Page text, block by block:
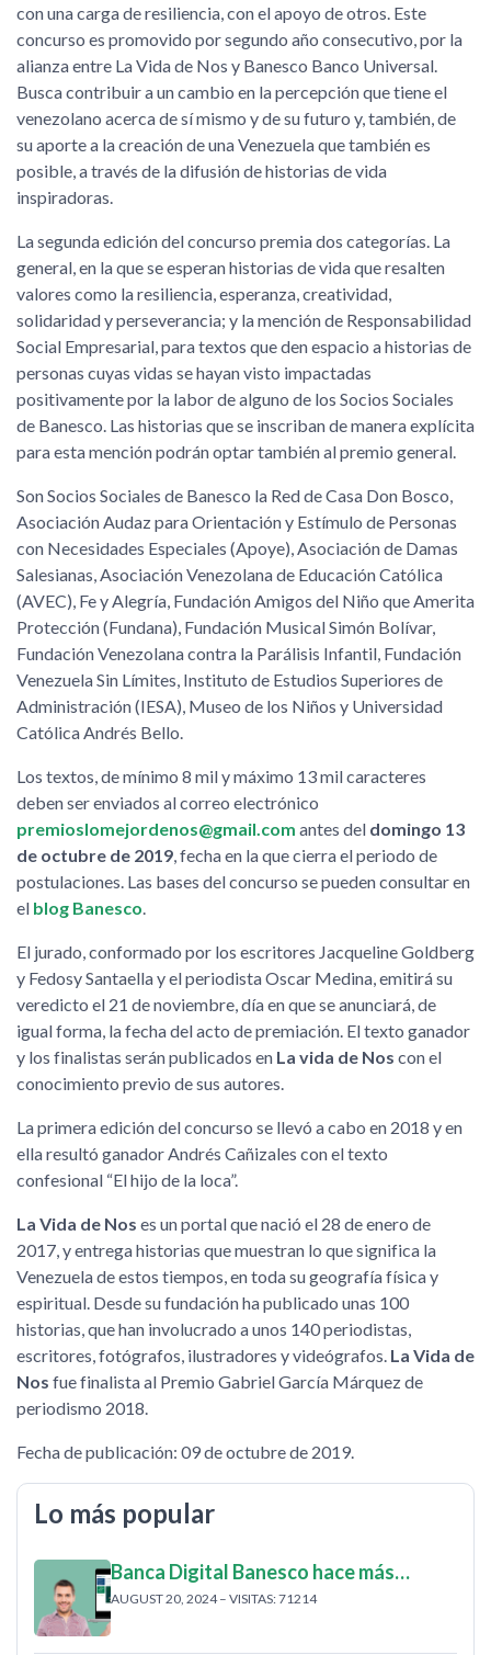
con una carga de resiliencia, con el apoyo de otros. Este
concurso es promovido por segundo año consecutivo, por la
alianza entre La Vida de Nos y Banesco Banco Universal.
Busca contribuir a un cambio en la percepción que tiene el
venezolano acerca de sí mismo y de su futuro y, también, de
su aporte a la creación de una Venezuela que también es
posible, a través de la difusión de historias de vida
inspiradoras.
La segunda edición del concurso premia dos categorías. La
general, en la que se esperan historias de vida que resalten
valores como la resiliencia, esperanza, creatividad,
solidaridad y perseverancia; y la mención de Responsabilidad
Social Empresarial, para textos que den espacio a historias de
personas cuyas vidas se hayan visto impactadas
positivamente por la labor de alguno de los Socios Sociales
de Banesco. Las historias que se inscriban de manera explícita
para esta mención podrán optar también al premio general.
Son Socios Sociales de Banesco la Red de Casa Don Bosco,
Asociación Audaz para Orientación y Estímulo de Personas
con Necesidades Especiales (Apoye), Asociación de Damas
Salesianas, Asociación Venezolana de Educación Católica
(AVEC), Fe y Alegría, Fundación Amigos del Niño que Amerita
Protección (Fundana), Fundación Musical Simón Bolívar,
Fundación Venezolana contra la Parálisis Infantil, Fundación
Venezuela Sin Límites, Instituto de Estudios Superiores de
Administración (IESA), Museo de los Niños y Universidad
Católica Andrés Bello.
Los textos, de mínimo 8 mil y máximo 13 mil caracteres
deben ser enviados al correo electrónico
premioslomejordenos@gmail.com antes del domingo 13
de octubre de 2019 , fecha en la que cierra el periodo de
postulaciones. Las bases del concurso se pueden consultar en
el blog Banesco
El jurado, conformado por los escritores Jacqueline Goldberg
y Fedosy Santaella y el periodista Oscar Medina, emitirá su
veredicto el 21 de noviembre, día en que se anunciará, de
igual forma, la fecha del acto de premiación. El texto ganador
y los finalistas serán publicados en La vida de Nos con el
conocimiento previo de sus autores.
La primera edición del concurso se llevó a cabo en 2018 y en
ella resultó ganador Andrés Cañizales con el texto
confesional “El hijo de la loca”.
La Vida de Nos es un portal que nació el 28 de enero de
2017, y entrega historias que muestran lo que significa la
Venezuela de estos tiempos, en toda su geografía física y
espiritual. Desde su fundación ha publicado unas 100
historias, que han involucrado a unos 140 periodistas,
escritores, fotógrafos, ilustradores y videógrafos. La Vida de
Nos fue finalista al Premio Gabriel García Márquez de
periodismo 2018.
Fecha de publicación: 09 de octubre de 2019.
Lo más popular
Banca Digital Banesco hace más…
AUGUST 20, 2024 – VISITAS: 71214